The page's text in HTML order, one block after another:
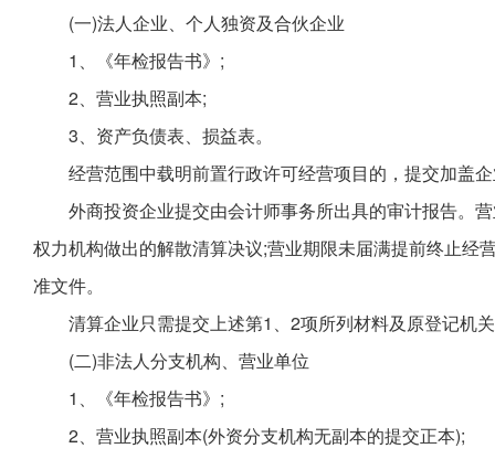
(一)法人企业、个人独资及合伙企业
1、《年检报告书》;
2、营业执照副本;
3、资产负债表、损益表。
经营范围中载明前置行政许可经营项目的，提交加盖
外商投资企业提交由会计师事务所出具的审计报告。
权力机构做出的解散清算决议;营业期限未届满提前终止经
准文件。
清算企业只需提交上述第1、2项所列材料及原登记机
(二)非法人分支机构、营业单位
1、《年检报告书》;
2、营业执照副本(外资分支机构无副本的提交正本);